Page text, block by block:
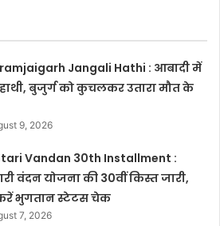
Jangali Hathi : आबादी में
बुजुर्ग को कुचलकर उतारा मौत के
9, 2026
Vandan 30th Installment :
वंदन योजना की 30वीं किस्त जारी,
भुगतान स्टेटस चेक
7, 2026